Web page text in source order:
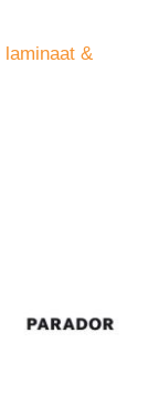
laminaat &